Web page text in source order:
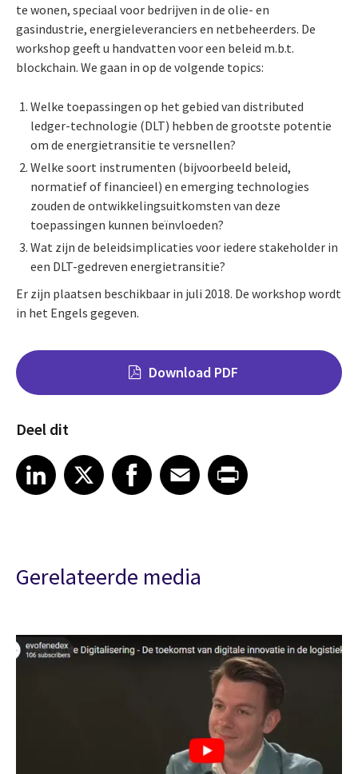
te wonen, speciaal voor bedrijven in de olie- en
gasindustrie, energieleveranciers en netbeheerders. De
workshop geeft u handvatten voor een beleid m.b.t.
blockchain. We gaan in op de volgende topics:
Welke toepassingen op het gebied van distributed
ledger-technologie (DLT) hebben de grootste potentie
om de energietransitie te versnellen?
Welke soort instrumenten (bijvoorbeeld beleid,
normatief of financieel) en emerging technologies
zouden de ontwikkelingsuitkomsten van deze
toepassingen kunnen beïnvloeden?
Wat zijn de beleidsimplicaties voor iedere stakeholder in
een DLT-gedreven energietransitie?
Er zijn plaatsen beschikbaar in juli 2018. De workshop wordt
in het Engels gegeven.
Download PDF
Deel dit
Share on LinkedIn
LinkedIn
Share on X Share on FacebookFacebook
Share on EmailEmailShare on Print
Gerelateerde media